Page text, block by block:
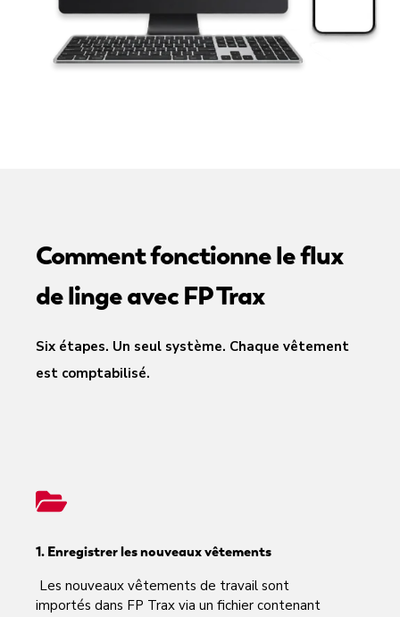
Comment fonctionne le flux
de linge avec FP Trax
Six étapes. Un seul système. Chaque vêtement
est comptabilisé.
1. Enregistrer les nouveaux vêtements
Les nouveaux vêtements de travail sont
importés dans FP Trax via un fichier contenant